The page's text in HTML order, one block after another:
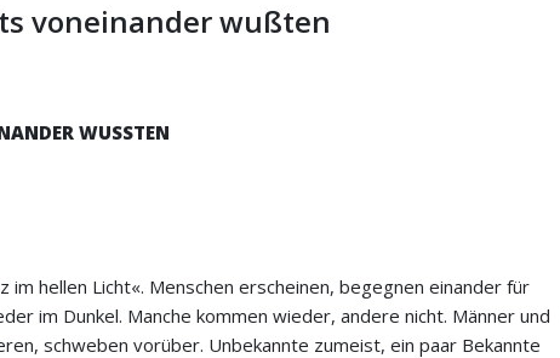
voneinander wußten
WUSSTEN
im hellen Licht«. Menschen erscheinen, begegnen einander für
im Dunkel. Manche kommen wieder, andere nicht. Männer und
schweben vorüber. Unbekannte zumeist, ein paar Bekannte